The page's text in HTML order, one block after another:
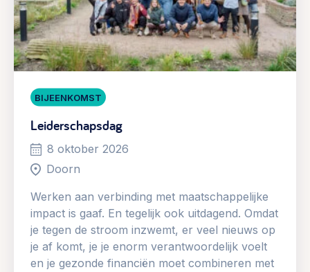
BIJEENKOMST
Leiderschapsdag
8 oktober 2026
Doorn
Werken aan verbinding met maatschappelijke
impact is gaaf. En tegelijk ook uitdagend. Omdat
je tegen de stroom inzwemt, er veel nieuws op
je af komt, je je enorm verantwoordelijk voelt
en je gezonde financiën moet combineren met